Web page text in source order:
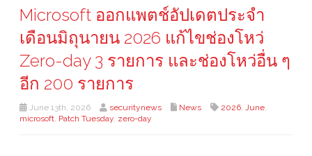
Microsoft ออกแพตช์อัปเดตประจำ
เดือนมิถุนายน 2026 แก้ไขช่องโหว่
Zero-day 3 รายการ และช่องโหว่อื่น ๆ
อีก 200 รายการ
June 13th, 2026 securitynews News 2026, June,
microsoft, Patch Tuesday, zero-day